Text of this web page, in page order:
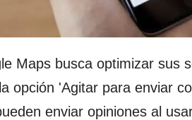
Maps busca optimizar sus
opción 'Agitar para enviar
enviar opiniones al